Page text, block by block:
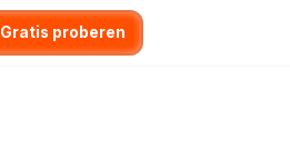
Gratis proberen